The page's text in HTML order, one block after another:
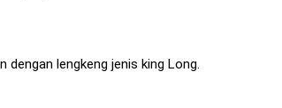
lengkeng jenis king Long.